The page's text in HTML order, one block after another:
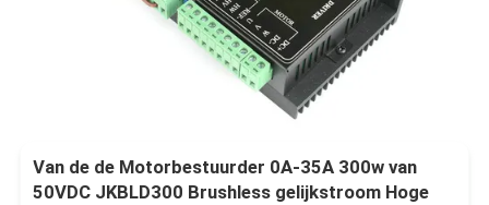
Van de de Motorbestuurder 0A-35A 300w van
50VDC JKBLD300 Brushless gelijkstroom Hoge